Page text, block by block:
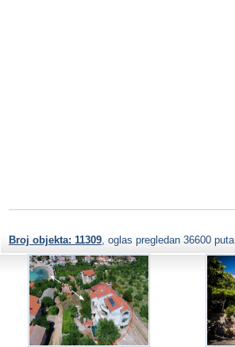
Broj objekta: 11309, oglas pregledan 36600 puta